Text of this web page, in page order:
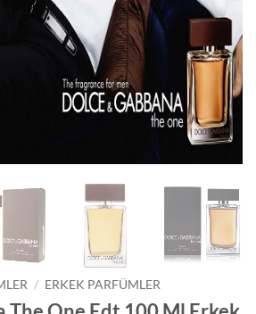
/ ERKEK PARFÜMLER